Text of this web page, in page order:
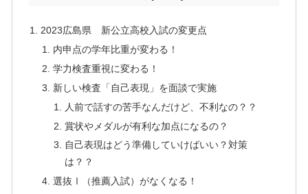
2023広島県 新公立高校入試の変更点
内申点の学年比重が変わる！
学力検査重視に変わる！
新しい検査「自己表現」を面談で実施
人前で話すの苦手なんだけど、不利なの？？
賞状やメダルが有利な加点になるの？
自己表現はどう準備していけばいい？対策
は？？
選抜Ⅰ（推薦入試）がなくなる！